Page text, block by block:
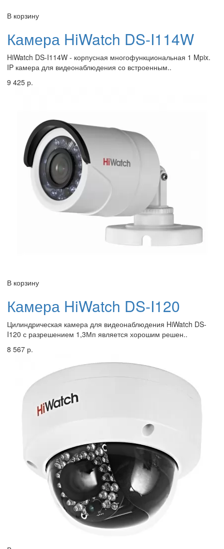
В корзину
Камера HiWatch DS-I114W
HiWatch DS-I114W - корпусная многофункциональная 1 Mpix.
IP камера для видеонаблюдения со встроенным..
9 425 р.
В корзину
Камера HiWatch DS-I120
Цилиндрическая камера для видеонаблюдения HiWatch DS-
I120 с разрешением 1,3Мп является хорошим решен..
8 567 р.